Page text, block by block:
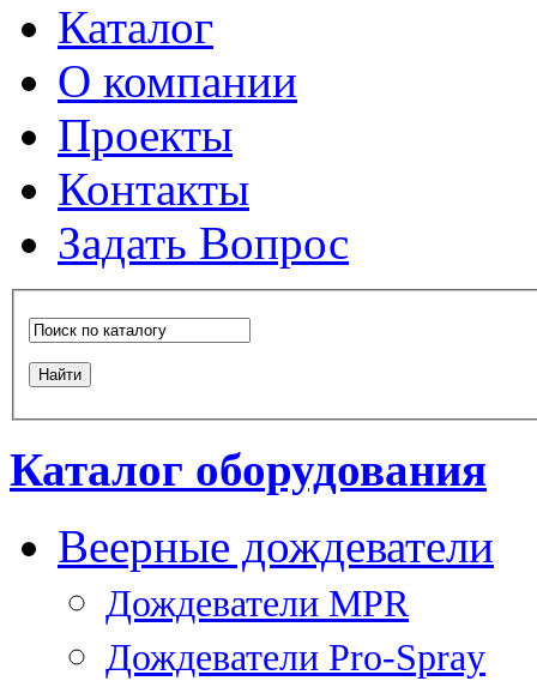
Каталог
О компании
Проекты
Контакты
Задать Вопрос
Каталог оборудования
Веерные дождеватели
Дождеватели MPR
Дождеватели Pro-Spray